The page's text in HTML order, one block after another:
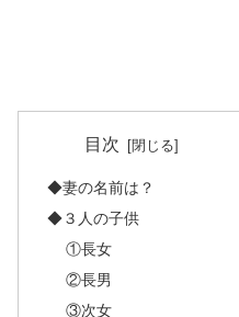
目次
◆妻の名前は？
◆３人の子供
①長女
②長男
③次女